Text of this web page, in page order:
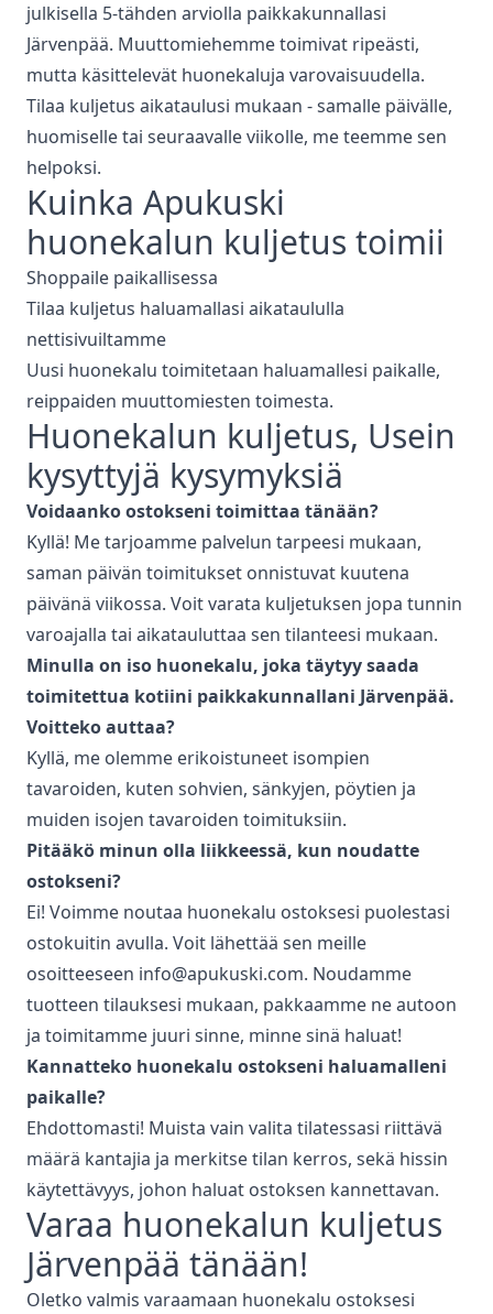
julkisella 5-tähden arviolla paikkakunnallasi
Järvenpää. Muuttomiehemme toimivat ripeästi,
mutta käsittelevät huonekaluja varovaisuudella.
Tilaa kuljetus aikataulusi mukaan - samalle päivälle,
huomiselle tai seuraavalle viikolle, me teemme sen
helpoksi.
Kuinka Apukuski
huonekalun kuljetus toimii
Shoppaile paikallisessa
Tilaa kuljetus haluamallasi aikataululla
nettisivuiltamme
Uusi huonekalu toimitetaan haluamallesi paikalle,
reippaiden muuttomiesten toimesta.
Huonekalun kuljetus, Usein
kysyttyjä kysymyksiä
Voidaanko ostokseni toimittaa tänään?
Kyllä! Me tarjoamme palvelun tarpeesi mukaan,
saman päivän toimitukset onnistuvat kuutena
päivänä viikossa. Voit varata kuljetuksen jopa tunnin
varoajalla tai aikatauluttaa sen tilanteesi mukaan.
Minulla on iso huonekalu, joka täytyy saada
toimitettua kotiini paikkakunnallani Järvenpää.
Voitteko auttaa?
Kyllä, me olemme erikoistuneet isompien
tavaroiden, kuten sohvien, sänkyjen, pöytien ja
muiden isojen tavaroiden toimituksiin.
Pitääkö minun olla liikkeessä, kun noudatte
ostokseni?
Ei! Voimme noutaa huonekalu ostoksesi puolestasi
ostokuitin avulla. Voit lähettää sen meille
osoitteeseen info@apukuski.com. Noudamme
tuotteen tilauksesi mukaan, pakkaamme ne autoon
ja toimitamme juuri sinne, minne sinä haluat!
Kannatteko huonekalu ostokseni haluamalleni
paikalle?
Ehdottomasti! Muista vain valita tilatessasi riittävä
määrä kantajia ja merkitse tilan kerros, sekä hissin
käytettävyys, johon haluat ostoksen kannettavan.
Varaa huonekalun kuljetus
Järvenpää tänään!
Oletko valmis varaamaan huonekalu ostoksesi